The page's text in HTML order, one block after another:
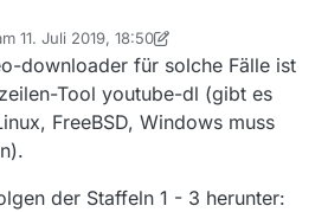
11. Juli 2019, 18:50
von minidisk1147
downloader für solche Fälle ist
Tool youtube-dl (gibt es
FreeBSD, Windows muss
der Staffeln 1 - 3 herunter: